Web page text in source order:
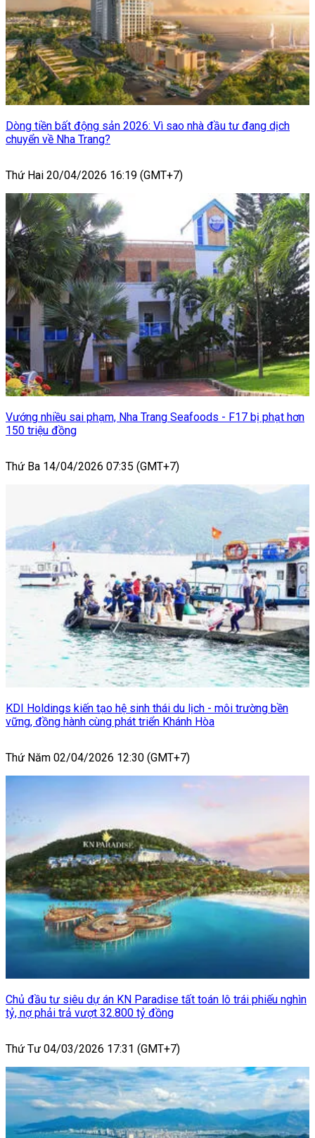
Dòng tiền bất động sản 2026: Vì sao nhà đầu tư đang dịch
chuyển về Nha Trang?
Thứ Hai 20/04/2026 16:19 (GMT+7)
Vướng nhiều sai phạm, Nha Trang Seafoods - F17 bị phạt hơn
150 triệu đồng
Thứ Ba 14/04/2026 07:35 (GMT+7)
KDI Holdings kiến tạo hệ sinh thái du lịch - môi trường bền
vững, đồng hành cùng phát triển Khánh Hòa
Thứ Năm 02/04/2026 12:30 (GMT+7)
Chủ đầu tư siêu dự án KN Paradise tất toán lô trái phiếu nghìn
tỷ, nợ phải trả vượt 32.800 tỷ đồng
Thứ Tư 04/03/2026 17:31 (GMT+7)